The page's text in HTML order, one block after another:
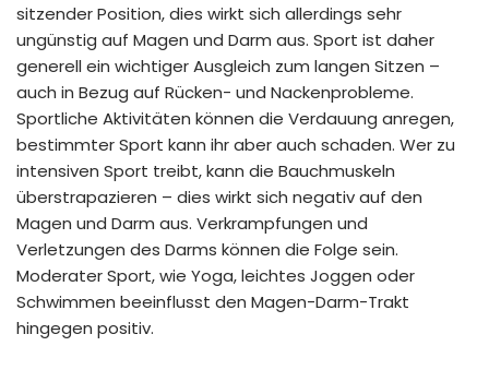
sitzender Position, dies wirkt sich allerdings sehr
ungünstig auf Magen und Darm aus. Sport ist daher
generell ein wichtiger Ausgleich zum langen Sitzen –
auch in Bezug auf Rücken- und Nackenprobleme.
Sportliche Aktivitäten können die Verdauung anregen,
bestimmter Sport kann ihr aber auch schaden. Wer zu
intensiven Sport treibt, kann die Bauchmuskeln
überstrapazieren – dies wirkt sich negativ auf den
Magen und Darm aus. Verkrampfungen und
Verletzungen des Darms können die Folge sein.
Moderater Sport, wie Yoga, leichtes Joggen oder
Schwimmen beeinflusst den Magen-Darm-Trakt
hingegen positiv.